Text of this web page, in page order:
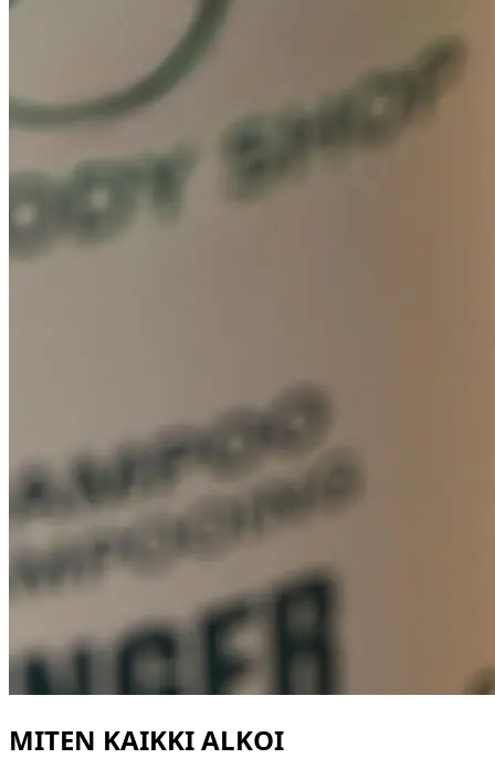
MITEN KAIKKI ALKOI